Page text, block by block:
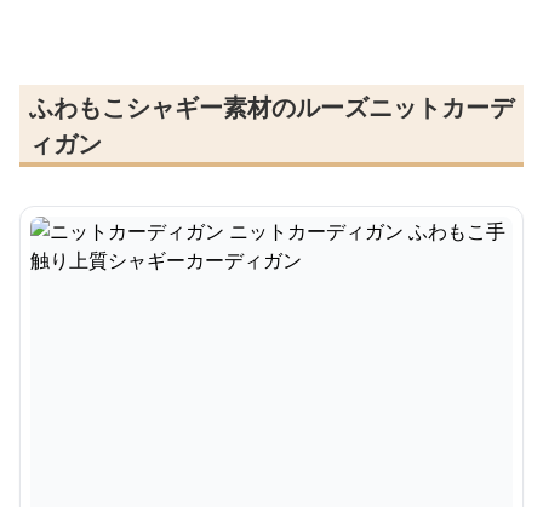
ふわもこシャギー素材のルーズニットカーデ
ィガン